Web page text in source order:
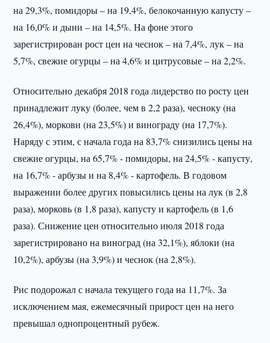
на 29,3%, помидоры – на 19,4%, белокочанную капусту –
на 16,0% и дыни – на 14,5%. На фоне этого
зарегистрирован рост цен на чеснок – на 7,4%, лук – на
5,7%, свежие огурцы – на 4,6% и цитрусовые – на 2,2%.
Относительно декабря 2018 года лидерство по росту цен
принадлежит луку (более, чем в 2,2 раза), чесноку (на
26,4%), моркови (на 23,5%) и винограду (на 17,7%).
Наряду с этим, с начала года на 83,7% снизились цены на
свежие огурцы, на 65,7% - помидоры, на 24,5% - капусту,
на 16,7% - арбузы и на 8,4% - картофель. В годовом
выражении более других повысились цены на лук (в 2,8
раза), морковь (в 1,8 раза), капусту и картофель (в 1,6
раза). Снижение цен относительно июля 2018 года
зарегистрировано на виноград (на 32,1%), яблоки (на
10,2%), арбузы (на 3,9%) и чеснок (на 2,8%).
Рис подорожал с начала текущего года на 11,7%. За
исключением мая, ежемесячный прирост цен на него
превышал однопроцентный рубеж.